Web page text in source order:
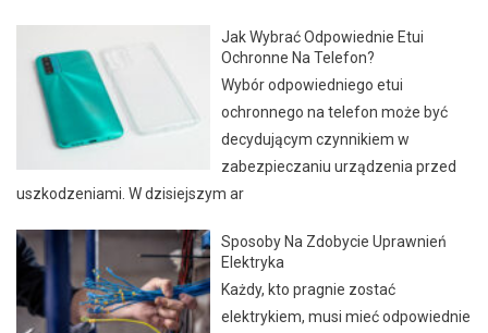
Jak Wybrać Odpowiednie Etui
Ochronne Na Telefon?
Wybór odpowiedniego etui
ochronnego na telefon może być
decydującym czynnikiem w
zabezpieczaniu urządzenia przed
uszkodzeniami. W dzisiejszym ar
Sposoby Na Zdobycie Uprawnień
Elektryka
Każdy, kto pragnie zostać
elektrykiem, musi mieć odpowiednie